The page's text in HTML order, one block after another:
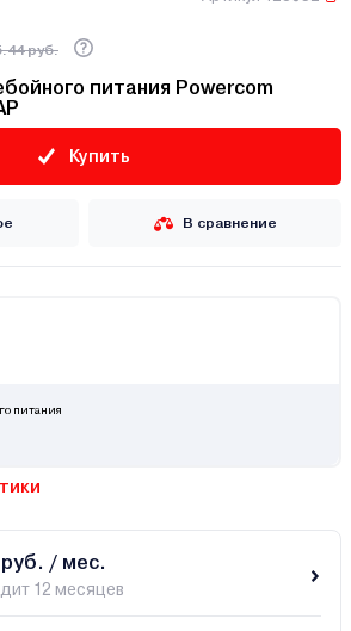
руб.
питания Powercom
Купить
В сравнение
питания
/ мес.
12 месяцев